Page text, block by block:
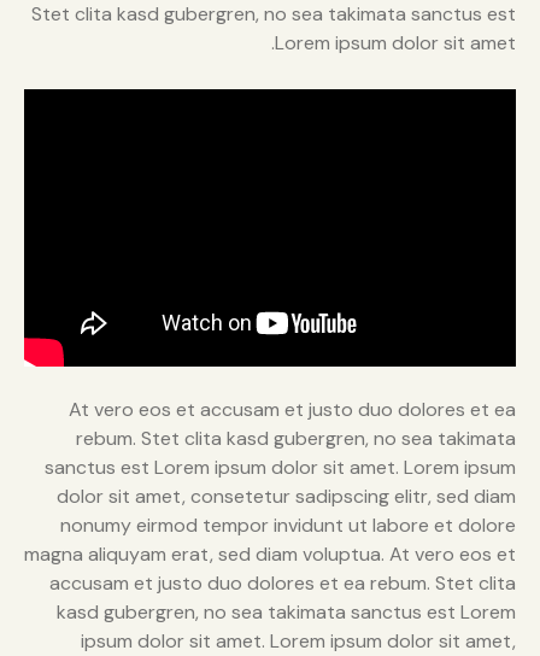
Stet clita kasd gubergren, no sea takimata sanctus est
Lorem ipsum dolor sit amet.
At vero eos et accusam et justo duo dolores et ea
rebum. Stet clita kasd gubergren, no sea takimata
sanctus est Lorem ipsum dolor sit amet. Lorem ipsum
dolor sit amet, consetetur sadipscing elitr, sed diam
nonumy eirmod tempor invidunt ut labore et dolore
magna aliquyam erat, sed diam voluptua. At vero eos et
accusam et justo duo dolores et ea rebum. Stet clita
kasd gubergren, no sea takimata sanctus est Lorem
ipsum dolor sit amet. Lorem ipsum dolor sit amet,